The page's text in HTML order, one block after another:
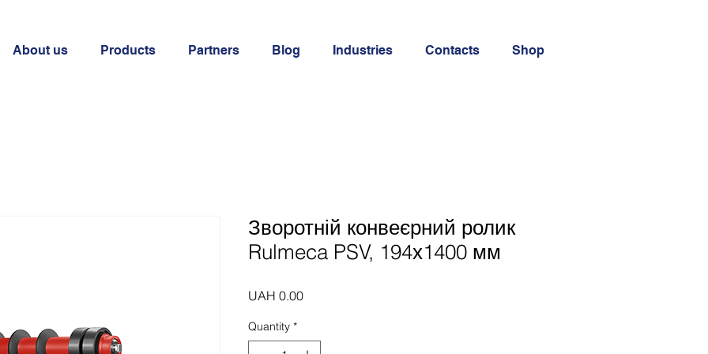
About us Products Partners Blog Industries Contacts Shop
Зворотній конвеєрний ролик
Rulmeca PSV, 194х1400 мм
UAH 0.00Price
Quantity *